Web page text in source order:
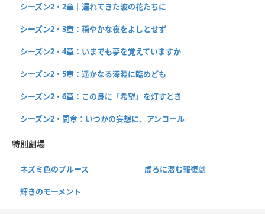
シーズン2・2章｜遅れてきた波の花たちに
シーズン2・3章：穏やかな夜をよしとせず
シーズン2・4章：いまでも夢を覚えていますか
シーズン2・5章：遥かなる深淵に臨めども
シーズン2・6章：この身に「希望」を灯すとき
シーズン2・間章：いつかの妄想に、アンコール
特別劇場
ネズミ色のブルース 虚ろに潜む報復劇
輝きのモーメント